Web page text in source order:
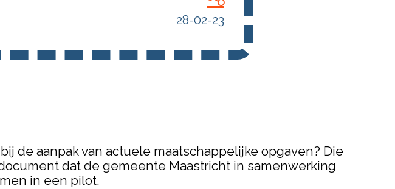
28-02-23
de aanpak van actuele maatschappelijke opgaven? Die
dat de gemeente Maastricht in samenwerking
in een pilot.